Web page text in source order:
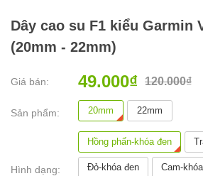
Dây cao su F1 kiểu Garmin
(20mm - 22mm)
Giá bán: 49.000₫ 120.000₫
Sản phẩm: 20mm 22mm
Hình dạng:
Hồng phấn-khóa đen
Đỏ-khóa đen Cam-